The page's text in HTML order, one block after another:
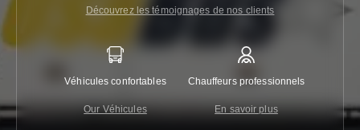
Découvrez les témoignages de nos clients
Véhicules confortables
Our Véhicules
Chauffeurs professionnels
En savoir plus